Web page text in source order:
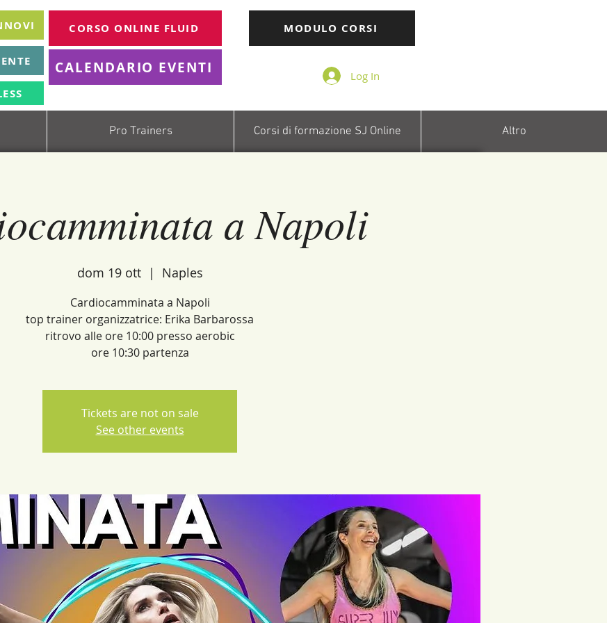
Pro Trainers Corsi di formazione SJ Online Altro
Log In
CORSO ONLINE FLUID MODULO CORSI
CALENDARIO EVENTI
a Napoli
dom 19 ott
  |
Naples
Cardiocamminata a Napoli
top trainer organizzatrice: Erika Barbarossa
ritrovo alle ore 10:00 presso aerobic
Tickets are not on sale
See other events